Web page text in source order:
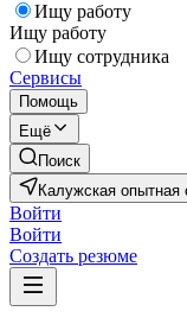
Ищу работу
Ищу работу
Ищу сотрудника
Сервисы
Помощь
Ещё
Поиск
Калужская опытная
Войти
Войти
Создать резюме